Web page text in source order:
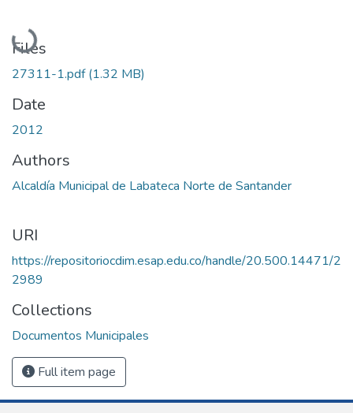
Loading...
Files
27311-1.pdf(1.32 MB)
Date
2012
Authors
Alcaldía Municipal de Labateca Norte de Santander
URI
https://repositoriocdim.esap.edu.co/handle/20.500.14471/2
2989
Collections
Documentos Municipales
Full item page